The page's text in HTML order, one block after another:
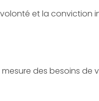
et la conviction
des besoins de